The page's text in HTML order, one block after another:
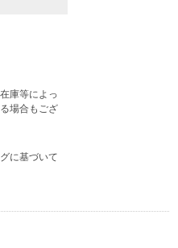
庫等によっ
場合もござ
に基づいて